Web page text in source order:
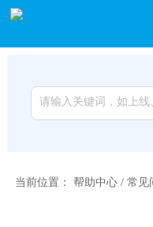
当前位置： 帮助中心/ 常见